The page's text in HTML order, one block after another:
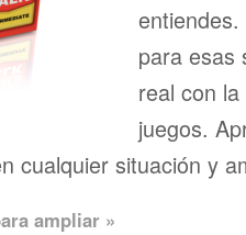
para esas
real con
juegos.
cualquier situación y
ampliar »